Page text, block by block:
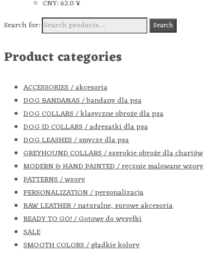
CNY:62.0 ¥
Search for:
Search
Product categories
ACCESSORIES / akcesoria
DOG BANDANAS / bandany dla psa
DOG COLLARS / klasyczne obroże dla psa
DOG ID COLLARS / adresatki dla psa
DOG LEASHES / smycze dla psa
GREYHOUND COLLARS / szerokie obroże dla chartów
MODERN & HAND PAINTED / ręcznie malowane wzory
PATTERNS / wzory
PERSONALIZATION / personalizacja
RAW LEATHER / naturalne, surowe akcesoria
READY TO GO! / Gotowe do wysyłki
SALE
SMOOTH COLORS / gładkie kolory